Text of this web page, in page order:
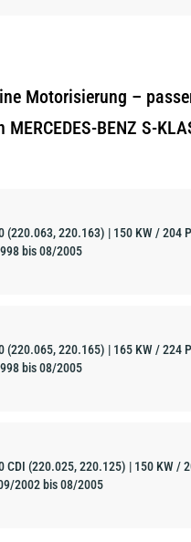
Motorisierung –
BENZ S-
(220.063, 220.163) | 150 KW / 204
bis 08/2005
(220.065, 220.165) | 165 KW / 224
bis 08/2005
CDI (220.025, 220.125) | 150 KW /
2002 bis 08/2005